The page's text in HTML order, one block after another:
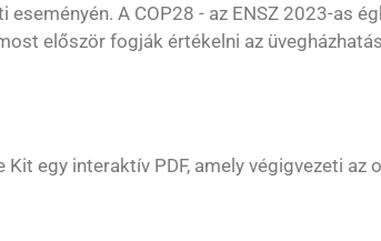
A COP28 - az ENSZ 2023-as
először fogják értékelni az
egy interaktív PDF, amely végigvezeti az